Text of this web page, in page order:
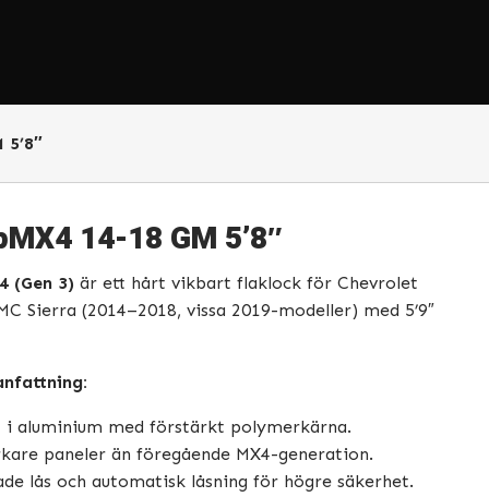
14-18 GM 5’8″
(Gen 3) är ett hårt vikbart flaklock för Chevrolet
Sierra (2014–2018, vissa 2019-modeller) med 5’9″
i aluminium med förstärkt polymerkärna.
paneler än föregående MX4-generation.
lås och automatisk låsning för högre säkerhet.